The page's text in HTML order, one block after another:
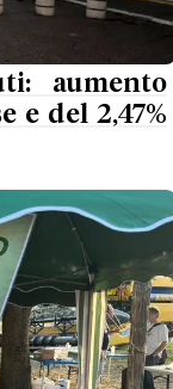
aumento
e del 2,47%